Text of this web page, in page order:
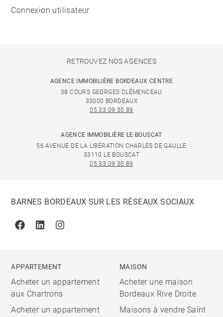
Connexion utilisateur
RETROUVEZ NOS AGENCES
AGENCE IMMOBILIÈRE BORDEAUX CENTRE
38 COURS GEORGES CLÉMENCEAU
33000 BORDEAUX
05 33 09 30 89
AGENCE IMMOBILIÈRE LE BOUSCAT
56 AVENUE DE LA LIBÉRATION CHARLES DE GAULLE
33110 LE BOUSCAT
05 33 09 30 89
BARNES BORDEAUX SUR LES RÉSEAUX SOCIAUX
FacebookLinkedinInstagram
APPARTEMENT
Acheter un appartement
aux Chartrons
Acheter un appartement
MAISON
Acheter une maison
Bordeaux Rive Droite
Maisons à vendre Saint